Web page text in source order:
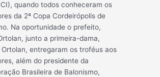
quando todos conheceram os
da 2ª Copa Cordeirópolis de
Na oportunidade o prefeito,
junto a primeira-dama,
Ortolan, entregaram os troféus aos
além do presidente da
Brasileira de Balonismo,